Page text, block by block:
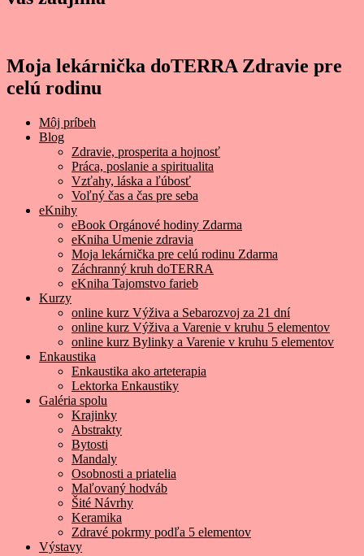
Moja lekárnička doTERRA Zdravie pre
celú rodinu
Môj príbeh
Blog
Zdravie, prosperita a hojnosť
Práca, poslanie a spiritualita
Vzťahy, láska a ľúbosť
Voľný čas a čas pre seba
eKnihy
eBook Orgánové hodiny Zdarma
eKniha Umenie zdravia
Moja lekárnička pre celú rodinu Zdarma
Záchranný kruh doTERRA
eKniha Tajomstvo farieb
Kurzy
online kurz Výživa a Sebarozvoj za 21 dní
online kurz Výživa a Varenie v kruhu 5 elementov
online kurz Bylinky a Varenie v kruhu 5 elementov
Enkaustika
Enkaustika ako arteterapia
Lektorka Enkaustiky
Galéria spolu
Krajinky
Abstrakty
Bytosti
Mandaly
Osobnosti a priatelia
Maľovaný hodváb
Šité Návrhy
Keramika
Zdravé pokrmy podľa 5 elementov
Výstavy